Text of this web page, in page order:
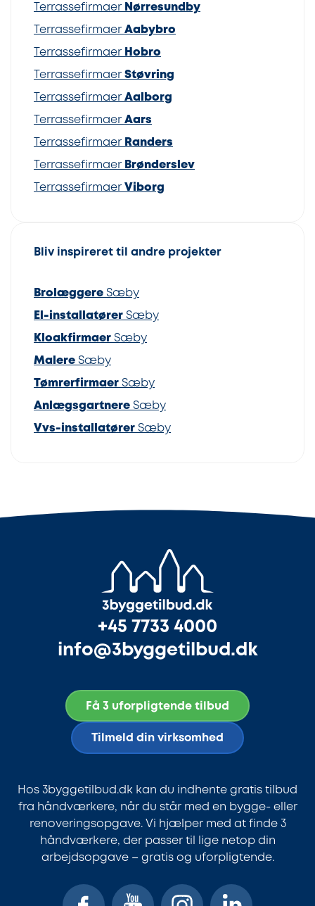
Terrassefirmaer Nørresundby
Terrassefirmaer Aabybro
Terrassefirmaer Hobro
Terrassefirmaer Støvring
Terrassefirmaer Aalborg
Terrassefirmaer Aars
Terrassefirmaer Randers
Terrassefirmaer Brønderslev
Terrassefirmaer Viborg
Bliv inspireret til andre projekter
Brolæggere Sæby
El-installatører Sæby
Kloakfirmaer Sæby
Malere Sæby
Tømrerfirmaer Sæby
Anlægsgartnere Sæby
Vvs-installatører Sæby
+45 7733 4000
info@3byggetilbud.dk
Få 3 uforpligtende tilbud
Tilmeld din virksomhed
Hos 3byggetilbud.dk kan du indhente gratis tilbud
fra håndværkere, når du står med en bygge- eller
renoveringsopgave. Vi hjælper med at finde 3
håndværkere, der passer til lige netop din
arbejdsopgave – gratis og uforpligtende.